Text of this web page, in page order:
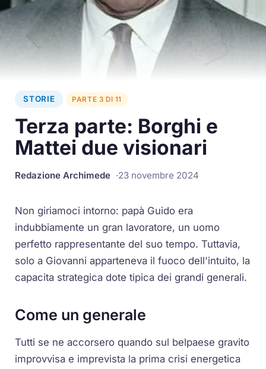
STORIE PARTE 3 DI 11
Terza parte: Borghi e
Mattei due visionari
Redazione Archimede 23 novembre 2024
Non giriamoci intorno: papà Guido era
indubbiamente un gran lavoratore, un uomo
perfetto rappresentante del suo tempo. Tuttavia,
solo a Giovanni apparteneva il fuoco dell'intuito, la
capacita strategica dote tipica dei grandi generali.
Come un generale
Tutti se ne accorsero quando sul belpaese gravito
improvvisa e imprevista la prima crisi energetica